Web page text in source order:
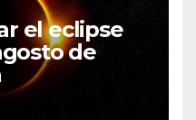
el eclipse
de